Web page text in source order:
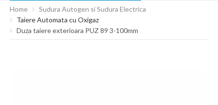
Home
Sudura Autogen si Sudura Electrica
Taiere Automata cu Oxigaz
Duza taiere exterioara PUZ 89 3-100mm